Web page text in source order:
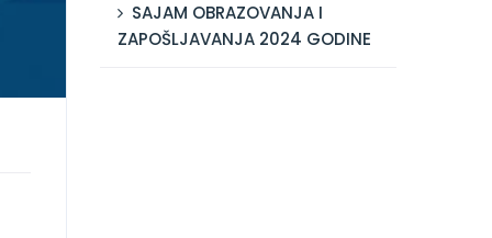
SAJAM OBRAZOVANJA I
ZAPOŠLJAVANJA 2024 GODINE